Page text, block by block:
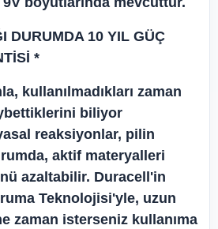
DURUMDA 10 YIL GÜÇ
*
kullanılmadıkları zaman
biliyor
reaksiyonlar, pilin
aktif materyalleri
azaltabilir. Duracell'in
Teknolojisi'yle, uzun
zaman isterseniz kullanıma